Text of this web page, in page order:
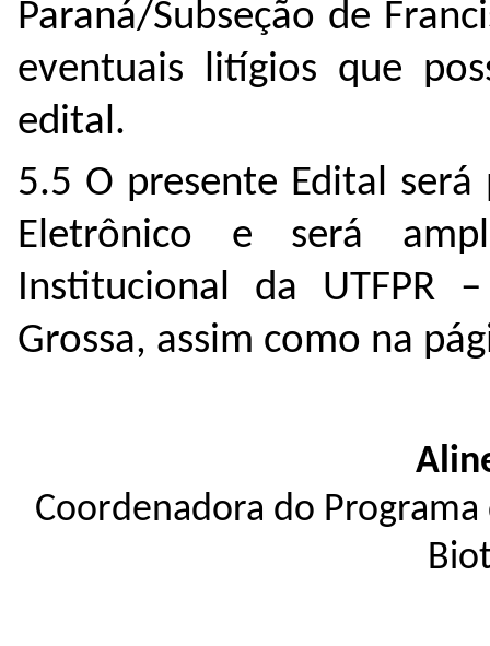
Paraná/Subseção de
eventuais litígios que
edital.
5.5 O presente Edital
Eletrônico e será
Institucional da UTFPR
Grossa, assim como na
Coordenadora do